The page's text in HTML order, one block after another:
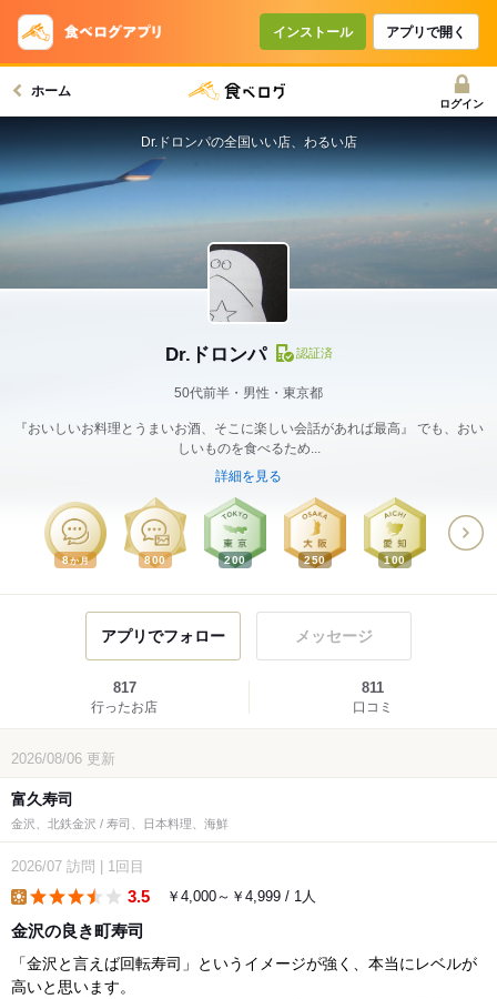
インストール アプリで開く
ホーム
ログイン
Dr.ドロンパ 認証済
50代前半・男性・東京都
『おいしいお料理とうまいお酒、そこに楽しい会話があれば最高』 でも、おい
しいものを食べるため...
詳細を見る
8か月 800 200 250 100
Dr.ドロンパの全国いい店、わるい店
アプリでフォロー メッセージ
817
行ったお店
811
口コミ
2026/08/06 更新
富久寿司
金沢、北鉄金沢 / 寿司、日本料理、海鮮
2026/07 訪問 1回目
3.5 ￥4,000～￥4,999 / 1人
金沢の良き町寿司
「金沢と言えば回転寿司」というイメージが強く、本当にレベルが
高いと思います。